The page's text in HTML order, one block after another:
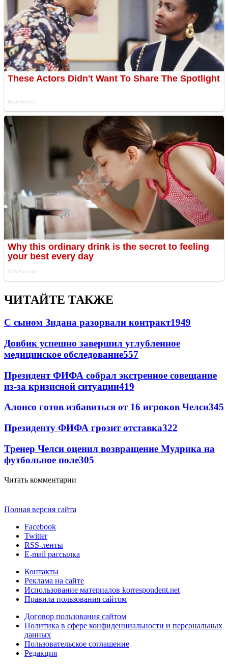
ЧИТАЙТЕ ТАКЖЕ
С сыном Зидана разорвали контракт1949
Довбик успешно завершил углубленное
медицинское обследование557
Президент ФИФА собрал экстренное совещание
из-за кризисной ситуации419
Алонсо готов избавиться от 16 игроков Челси345
Президенту ФИФА грозит отставка322
Тренер Челси оценил возвращение Мудрика на
футбольное поле305
Читать комментарии
Полная версия сайта
Facebook
Twitter
RSS-ленты
E-mail рассылка
Контакты
Реклама на сайте
Использование материалов korrespondent.net
Правила пользования сайтом
Договор пользования сайтом
Политика в сфере конфиденциальности и персональных
данных
Пользовательское соглашение
Редакция